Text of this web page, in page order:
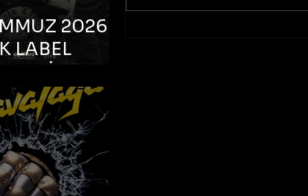
2026 –
LABEL
– İstanbul,
Park